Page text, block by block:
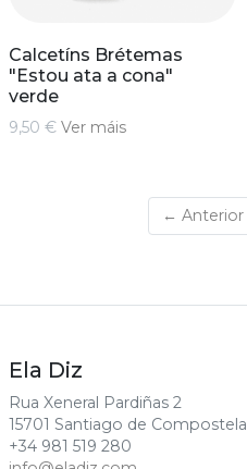
Calcetíns Brétemas
"Estou ata a cona"
verde
9,50 € Ver máis
← Anterior
Ela Diz
Rua Xeneral Pardiñas 2
15701 Santiago de Compostela
+34 981 519 280